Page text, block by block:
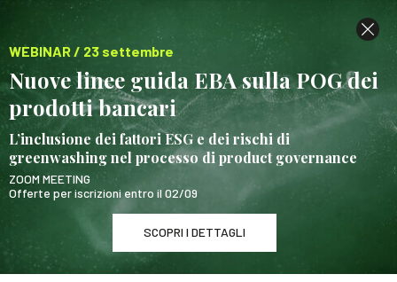
WEBINAR / 23 settembre
Nuove linee guida EBA sulla POG dei
prodotti bancari
L’inclusione dei fattori ESG e dei rischi di
greenwashing nel processo di product governance
ZOOM MEETING
Offerte per iscrizioni entro il 02/09
SCOPRI I DETTAGLI